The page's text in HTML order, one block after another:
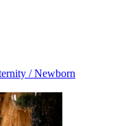
/ Newborn